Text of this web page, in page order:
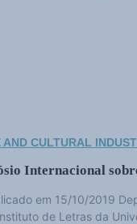
AND CULTURAL
Internacional
em 15/10/2019
de Letras da